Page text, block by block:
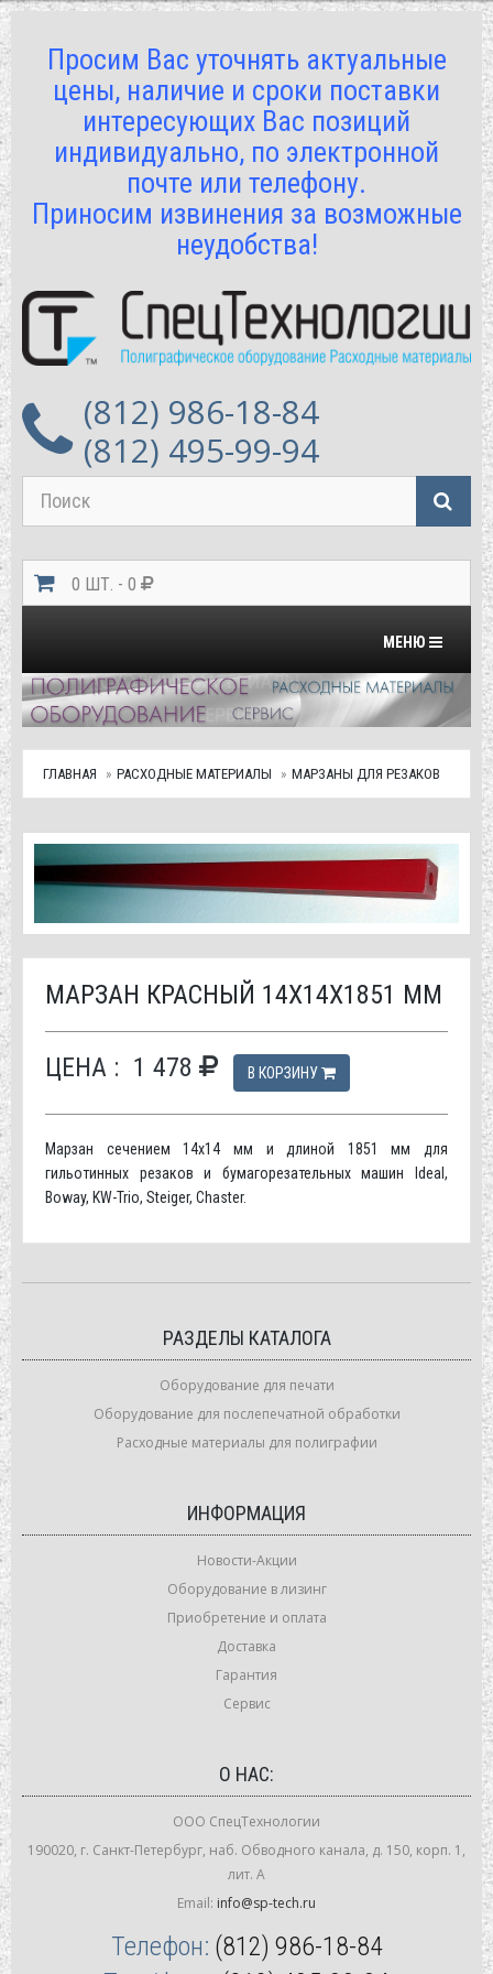
Просим Вас уточнять актуальные
цены, наличие и сроки поставки
интересующих Вас позиций
индивидуально, по электронной
почте или телефону.
Приносим извинения за возможные
неудобства!
(812) 986-18-84
(812) 495-99-94
0 ШТ. - 0
Переключить
МЕНЮ
ГЛАВНАЯ РАСХОДНЫЕ МАТЕРИАЛЫ МАРЗАНЫ ДЛЯ РЕЗАКОВ
МАРЗАН КРАСНЫЙ 14Х14Х1851 ММ
ЦЕНА : 1 478 В КОРЗИНУ
Марзан сечением 14х14 мм и длиной 1851 мм для
гильотинных резаков и бумагорезательных машин Ideal,
Boway, KW-Trio, Steiger, Chaster.
РАЗДЕЛЫ КАТАЛОГА
Оборудование для печати
Оборудование для послепечатной обработки
Расходные материалы для полиграфии
ИНФОРМАЦИЯ
Новости-Акции
Оборудование в лизинг
Приобретение и оплата
Доставка
Гарантия
Сервис
О НАС:
ООО СпецТехнологии
190020, г. Санкт-Петербург, наб. Обводного канала, д. 150, корп. 1,
лит. А
Email: info@sp-tech.ru
Телефон: (812) 986-18-84